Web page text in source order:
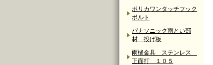
ポリカワンタッチフック
ボルト
パナソニック雨とい部
材 投げ板
雨樋金具 ステンレス
正面打 １０５